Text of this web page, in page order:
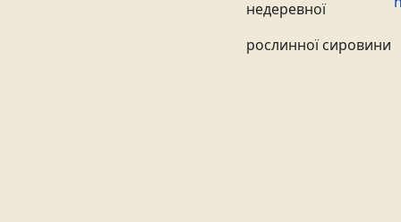
недеревної
рослинної сировини